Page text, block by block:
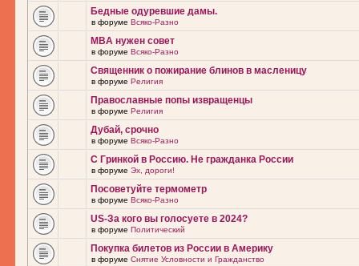
Бедные одуревшие дамы.
в форуме Всяко-Разно
MBA нужен совет
в форуме Всяко-Разно
Священник о пожирание блинов в масленицу
в форуме Религия
Православные попы извращенцы
в форуме Религия
Дубай, срочно
в форуме Всяко-Разно
С Гринкой в Россию. Не гражданка России
в форуме Эх, дороги!
Посоветуйте термометр
в форуме Всяко-Разно
US-За кого вы голосуете в 2024?
в форуме Политический
Покупка билетов из России в Америку
в форуме Снятие Условности и Гражданство